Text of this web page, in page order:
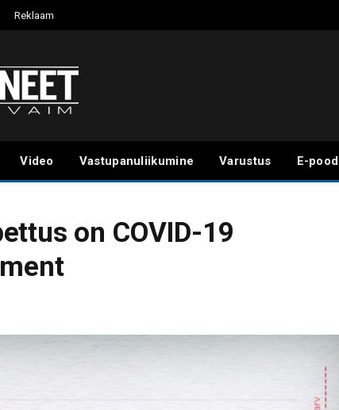
Reklaam
Video Vastupanuliikumine Varustus E-pood
on COVID-19